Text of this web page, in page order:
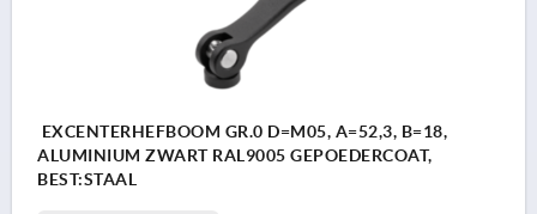
EXCENTERHEFBOOM GR.0 D=M05, A=52,3, B=18,
ALUMINIUM ZWART RAL9005 GEPOEDERCOAT,
BEST:STAAL